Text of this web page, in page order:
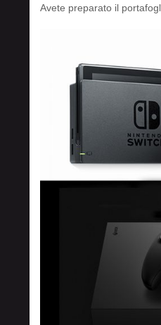
Avete preparato il